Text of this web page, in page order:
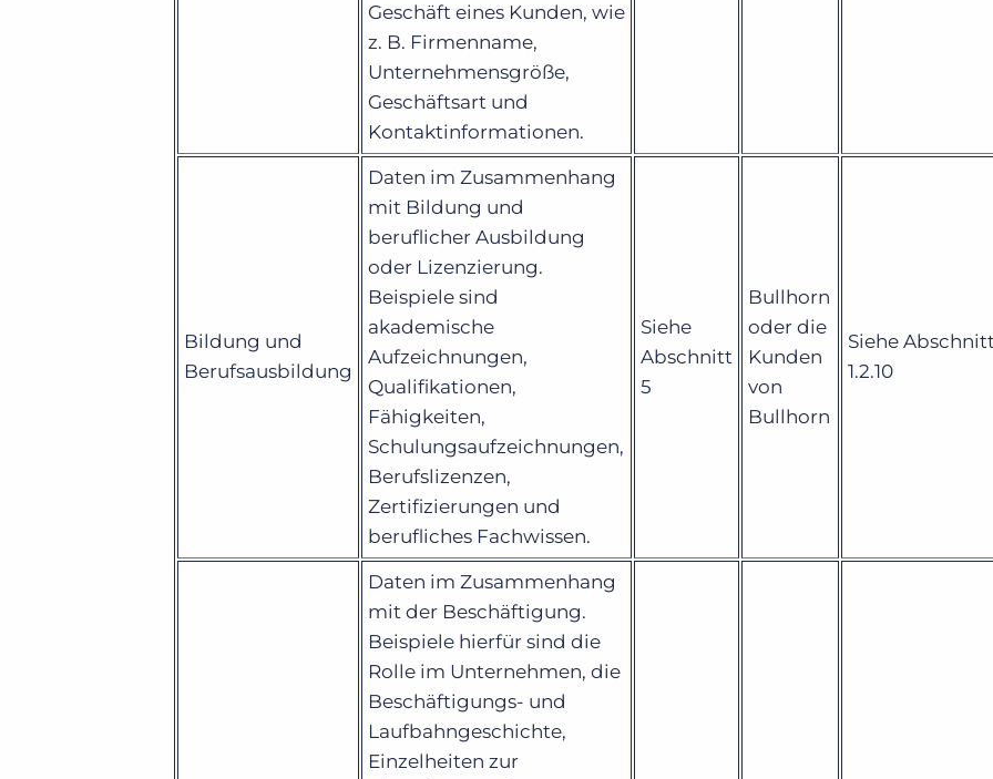
Geschäft eines Kunden, wie
z. B. Firmenname,
Unternehmensgröße,
Geschäftsart und
Kontaktinformationen.
Bildung und
Berufsausbildung
Daten im Zusammenhang
mit Bildung und
beruflicher Ausbildung
oder Lizenzierung.
Beispiele sind
akademische
Aufzeichnungen,
Qualifikationen,
Fähigkeiten,
Schulungsaufzeichnungen,
Berufslizenzen,
Zertifizierungen und
berufliches Fachwissen.
Siehe
Abschnitt
5
Bullhorn
oder die
Kunden
von
Bullhorn
Siehe Abschnitt
1.2.10
Daten im Zusammenhang
mit der Beschäftigung.
Beispiele hierfür sind die
Rolle im Unternehmen, die
Beschäftigungs- und
Laufbahngeschichte,
Einzelheiten zur